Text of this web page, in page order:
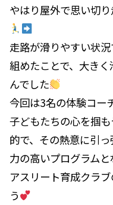
やはり屋外で思い切
走路が滑りやすい状
組めたことで、大き
んでした
今回は3名の体験コー
子どもたちの心を掴
的で、その熱意に引
力の高いプログラム
アスリート育成クラ
う